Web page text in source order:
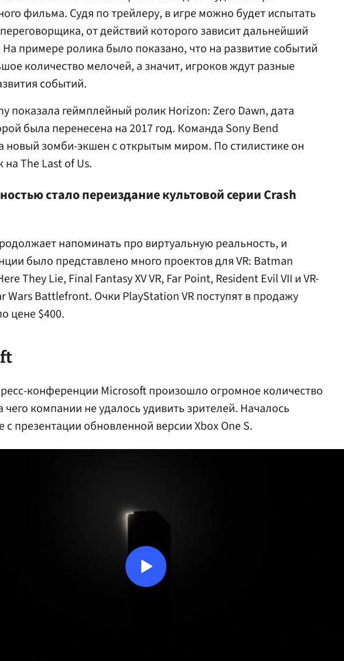
фильма. Судя по трейлеру, в игре можно будет испытать
от действий которого зависит дальнейший
примере ролика было показано, что на развитие событий
количество мелочей, а значит, игроков ждут разные
событий.
показала геймплейный ролик Horizon: Zero Dawn, дата
была перенесена на 2017 год. Команда Sony Bend
новый зомби-экшен с открытым миром. По стилистике он
The Last of Us.
стало переиздание культовой серии Crash
напоминать про виртуальную реальность, и
было представлено много проектов для VR: Batman
They Lie, Final Fantasy XV VR, Far Point, Resident Evil VII и VR-
Wars Battlefront. Очки PlayStation VR поступят в продажу
цене $400.
конференции Microsoft произошло огромное количество
чего компании не удалось удивить зрителей. Началось
с презентации обновленной версии Xbox One S.